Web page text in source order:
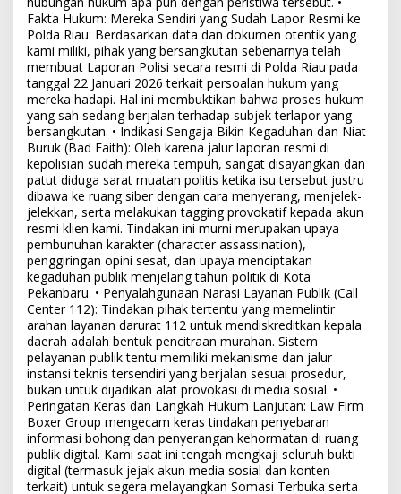
Fakta Hukum: Mereka Sendiri yang Sudah Lapor Resmi ke
Polda Riau: Berdasarkan data dan dokumen otentik yang
kami miliki, pihak yang bersangkutan sebenarnya telah
membuat Laporan Polisi secara resmi di Polda Riau pada
tanggal 22 Januari 2026 terkait persoalan hukum yang
mereka hadapi. Hal ini membuktikan bahwa proses hukum
yang sah sedang berjalan terhadap subjek terlapor yang
bersangkutan. • Indikasi Sengaja Bikin Kegaduhan dan Niat
Buruk (Bad Faith): Oleh karena jalur laporan resmi di
kepolisian sudah mereka tempuh, sangat disayangkan dan
patut diduga sarat muatan politis ketika isu tersebut justru
dibawa ke ruang siber dengan cara menyerang, menjelek-
jelekkan, serta melakukan tagging provokatif kepada akun
resmi klien kami. Tindakan ini murni merupakan upaya
pembunuhan karakter (character assassination),
penggiringan opini sesat, dan upaya menciptakan
kegaduhan publik menjelang tahun politik di Kota
Pekanbaru. • Penyalahgunaan Narasi Layanan Publik (Call
Center 112): Tindakan pihak tertentu yang memelintir
arahan layanan darurat 112 untuk mendiskreditkan kepala
daerah adalah bentuk pencitraan murahan. Sistem
pelayanan publik tentu memiliki mekanisme dan jalur
instansi teknis tersendiri yang berjalan sesuai prosedur,
bukan untuk dijadikan alat provokasi di media sosial. •
Peringatan Keras dan Langkah Hukum Lanjutan: Law Firm
Boxer Group mengecam keras tindakan penyebaran
informasi bohong dan penyerangan kehormatan di ruang
publik digital. Kami saat ini tengah mengkaji seluruh bukti
digital (termasuk jejak akun media sosial dan konten
terkait) untuk segera melayangkan Somasi Terbuka serta